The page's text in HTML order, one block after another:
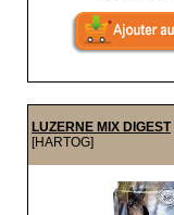
LUZERNE MIX DIGEST
[HARTOG]